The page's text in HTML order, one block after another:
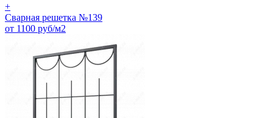
+
Сварная решетка №139
от 1100 руб/м2